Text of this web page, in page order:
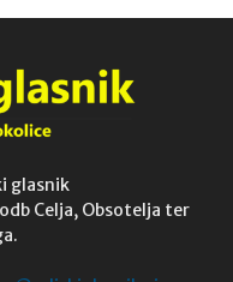
glasnik
Celja, Obsotelja ter